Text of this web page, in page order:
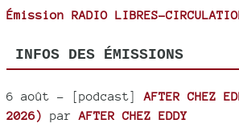
Émission RADIO LIBRES-
INFOS DES ÉMISSIONS
6 août - [podcast] AFTER CHEZ
2026)
par AFTER CHEZ EDDY